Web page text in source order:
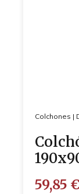
Colchones |
59,85 €